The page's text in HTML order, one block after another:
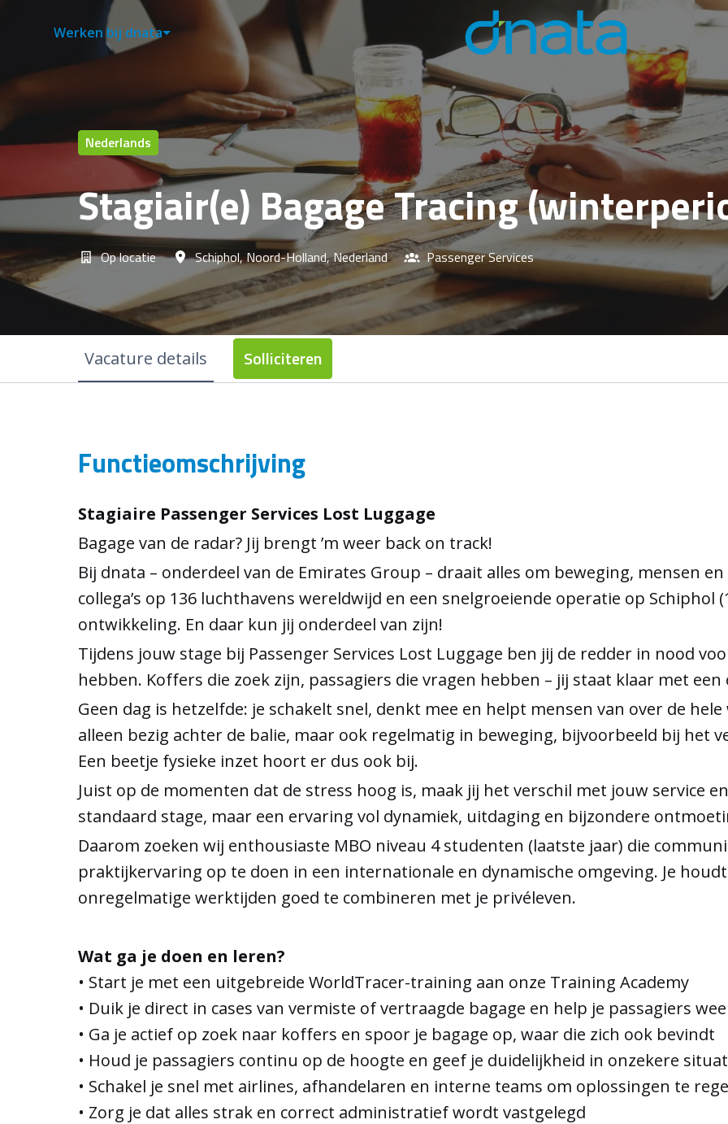
Werken bij dnata Homepagina
Nederlands
Stagiair(e) Bagage Tracing
Op locatie Schiphol,Noord-Holland,Nederland Passenger Services
Vacature details Solliciteren
Functieomschrijving
Stagiaire Passenger Services Lost Luggage
Bagage van de radar? Jij brengt ’m weer back on track!
Bij dnata – onderdeel van de Emirates Group – draait alles om beweging, mensen
collega’s op 136 luchthavens wereldwijd en een snelgroeiende operatie op Schiphol
ontwikkeling. En daar kun jij onderdeel van zijn!
Tijdens jouw stage bij Passenger Services Lost Luggage ben jij de redder in nood
hebben. Koffers die zoek zijn, passagiers die vragen hebben – jij staat klaar met
Geen dag is hetzelfde: je schakelt snel, denkt mee en helpt mensen van over de
alleen bezig achter de balie, maar ook regelmatig in beweging, bijvoorbeeld bij het
Een beetje fysieke inzet hoort er dus ook bij.
Juist op de momenten dat de stress hoog is, maak jij het verschil met jouw service
standaard stage, maar een ervaring vol dynamiek, uitdaging en bijzondere
Daarom zoeken wij enthousiaste MBO niveau 4 studenten (laatste jaar) die
praktijkervaring op te doen in een internationale en dynamische omgeving. Je
onregelmatige werktijden goed te combineren met je privéleven.
Wat ga je doen en leren?
• Start je met een uitgebreide WorldTracer-training aan onze Training Academy
• Duik je direct in cases van vermiste of vertraagde bagage en help je passagiers
• Ga je actief op zoek naar koffers en spoor je bagage op, waar die zich ook bevindt
• Houd je passagiers continu op de hoogte en geef je duidelijkheid in onzekere
• Schakel je snel met airlines, afhandelaren en interne teams om oplossingen te
• Zorg je dat alles strak en correct administratief wordt vastgelegd